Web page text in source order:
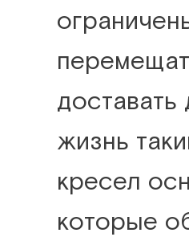
жизнь
кресел
которые